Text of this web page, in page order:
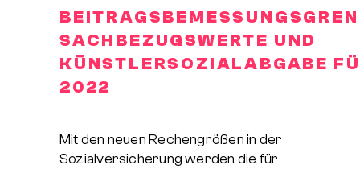
SACHBEZUGSWERTE UND
KÜNSTLERSOZIALABGABE
2022
Mit den neuen Rechengrößen in der
Sozialversicherung werden die für